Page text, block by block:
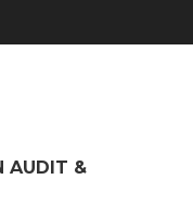
AUDIT &